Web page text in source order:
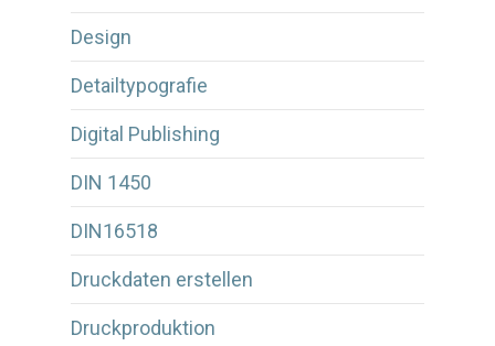
Design
Detailtypografie
Digital Publishing
DIN 1450
DIN16518
Druckdaten erstellen
Druckproduktion